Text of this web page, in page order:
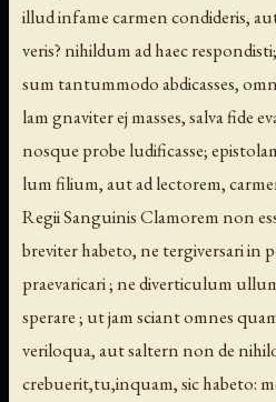
illud infame carmen condideris,
veris? nihildum ad haec
sum tantummodo abdicasses,
lam gnaviter ej masses, salva fide
nosque probe ludificasse;
lum filium, aut ad lectorem,
Regii Sanguinis Clamorem non
breviter habeto, ne tergiversari in
praevaricari ; ne diverticulum
sperare ; ut jam sciant omnes
veriloqua, aut saltern non de
crebuerit,tu,inquam, sic habeto: